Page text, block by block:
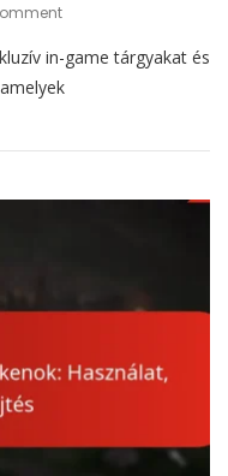
On
Ark
Prime
Jogosultság,
in-game tárgyakat és